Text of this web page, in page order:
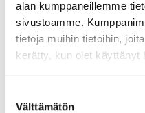
alan kumppaneillemme
sivustoamme.
tietoja muihin tietoihin,
kerätty, kun olet käyttänyt
valinta
Välttämätön